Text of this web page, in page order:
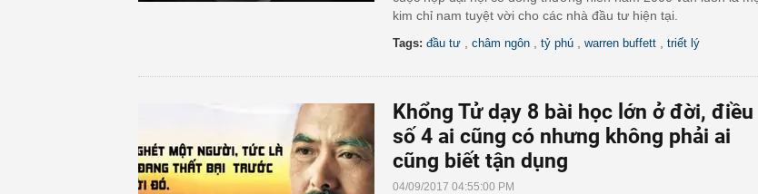
kim chỉ nam tuyệt vời cho các nhà đầu tư hiện tại.
Tags: đầu tư châm ngôn tỷ phú warren buffett triết lý
Khổng Tử dạy 8 bài học lớn ở đời, điều
số 4 ai cũng có nhưng không phải ai
cũng biết tận dụng
04/09/2017 04:55:00 PM